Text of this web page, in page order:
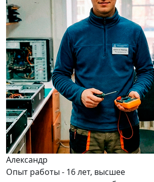
Александр
Опыт работы - 16 лет, высшее